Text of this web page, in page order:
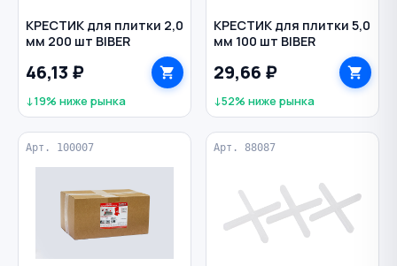
КРЕСТИК для плитки 2,0
мм 200 шт BIBER
46,13 ₽
↓19% ниже рынка
КРЕСТИК для плитки 5,0
мм 100 шт BIBER
29,66 ₽
↓52% ниже рынка
Арт. 100007 Арт. 88087